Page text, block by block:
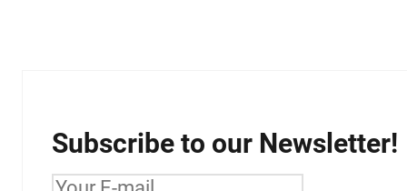
Subscribe to our Newsletter!